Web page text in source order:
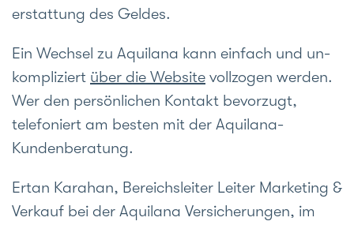
erstattung des Geldes.
Ein Wechsel zu Aquilana kann einfach und un­
kompliziert über die Website vollzogen werden.
Wer den persön­lichen Kontakt bevorzugt,
telefoniert am besten mit der Aquilana-
Kundenberatung.
Ertan Karahan, Bereichsleiter Leiter Marketing &
Verkauf bei der Aquilana Versicherungen, im